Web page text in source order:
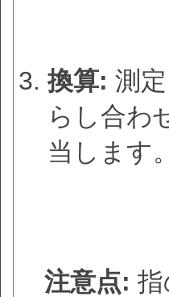
換算: 測
らし合わ
当します。
注意点: